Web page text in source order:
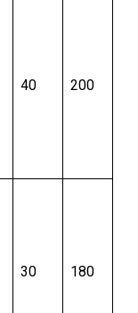
40 200
30 180